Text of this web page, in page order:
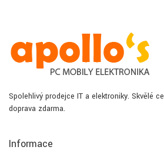
Spolehlivý prodejce IT a elektroniky. Skvělé
doprava zdarma.
Informace